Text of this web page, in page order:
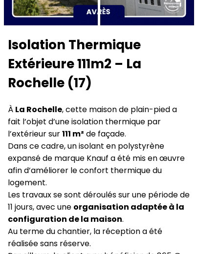
Isolation Thermique
Extérieure 111m2 – La
Rochelle (17)
À La Rochelle, cette maison de plain-pied a
fait l’objet d’une isolation thermique par
l’extérieur sur111 m² de façade.
Dans ce cadre, un isolant en polystyrène
expansé de marque Knauf a été mis en œuvre
afin d’améliorer le confort thermique du
logement.
Les travaux se sont déroulés sur une période de
11 jours, avec une organisation adaptée à la
configuration de la maison.
Au terme du chantier, la réception a été
réalisée sans réserve.